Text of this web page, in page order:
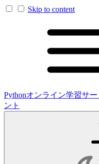
Skip to content
Pythonオンライン学習サ
ント